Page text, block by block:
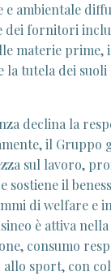
e ambientale
dei fornitori
materie prime,
tutela dei suoli
declina la
il Gruppo
sul lavoro,
sostiene il
di welfare e
è attiva
consumo
allo sport, con